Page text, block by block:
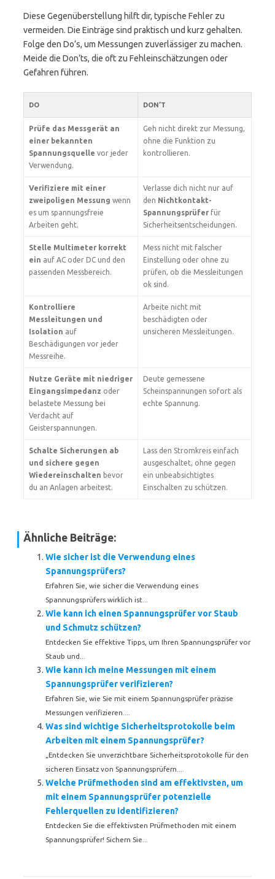
Diese Gegenüberstellung hilft dir, typische Fehler zu
vermeiden. Die Einträge sind praktisch und kurz gehalten.
Folge den Do’s, um Messungen zuverlässiger zu machen.
Meide die Don’ts, die oft zu Fehleinschätzungen oder
Gefahren führen.
DO DON’T
Prüfe das Messgerät an
einer bekannten
Spannungsquelle vor jeder
Verwendung.
Geh nicht direkt zur Messung,
ohne die Funktion zu
kontrollieren.
Verifiziere mit einer
zweipoligen Messung wenn
es um spannungsfreie
Arbeiten geht.
Verlasse dich nicht nur auf
den Nichtkontakt-
Spannungsprüfer für
Sicherheitsentscheidungen.
Stelle Multimeter korrekt
ein auf AC oder DC und den
passenden Messbereich.
Mess nicht mit falscher
Einstellung oder ohne zu
prüfen, ob die Messleitungen
ok sind.
Kontrolliere
Messleitungen und
Isolation auf
Beschädigungen vor jeder
Messreihe.
Arbeite nicht mit
beschädigten oder
unsicheren Messleitungen.
Nutze Geräte mit niedriger
Eingangsimpedanz oder
belastete Messung bei
Verdacht auf
Geisterspannungen.
Deute gemessene
Scheinspannungen sofort als
echte Spannung.
Schalte Sicherungen ab
und sichere gegen
Wiedereinschalten bevor
du an Anlagen arbeitest.
Lass den Stromkreis einfach
ausgeschaltet, ohne gegen
ein unbeabsichtigtes
Einschalten zu schützen.
Ähnliche Beiträge:
Wie sicher ist die Verwendung eines
Spannungsprüfers?
Erfahren Sie, wie sicher die Verwendung eines
Spannungsprüfers wirklich ist...
Wie kann ich einen Spannungsprüfer vor Staub
und Schmutz schützen?
Entdecken Sie effektive Tipps, um Ihren Spannungsprüfer vor
Staub und...
Wie kann ich meine Messungen mit einem
Spannungsprüfer verifizieren?
Erfahren Sie, wie Sie mit einem Spannungsprüfer präzise
Messungen verifizieren....
Was sind wichtige Sicherheitsprotokolle beim
Arbeiten mit einem Spannungsprüfer?
„Entdecken Sie unverzichtbare Sicherheitsprotokolle für den
sicheren Einsatz von Spannungsprüfern....
Welche Prüfmethoden sind am effektivsten, um
mit einem Spannungsprüfer potenzielle
Fehlerquellen zu identifizieren?
Entdecken Sie die effektivsten Prüfmethoden mit einem
Spannungsprüfer! Sichern Sie...